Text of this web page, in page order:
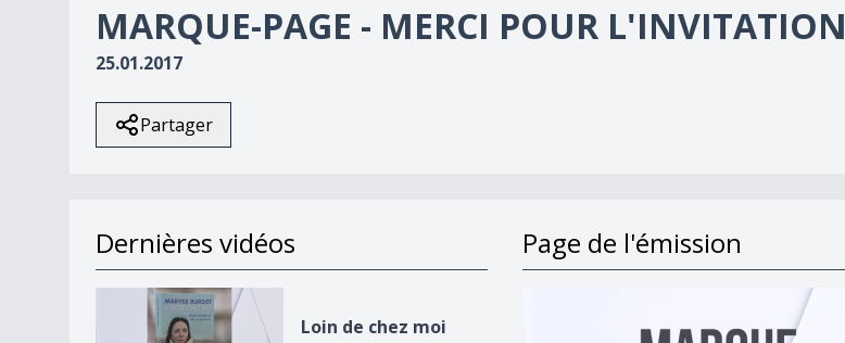
MARQUE-PAGE - MERCI POUR L'INVITATION
25.01.2017
Partager
Dernières vidéos
Loin de chez moi
Loin de chez moi
Page de l'émission